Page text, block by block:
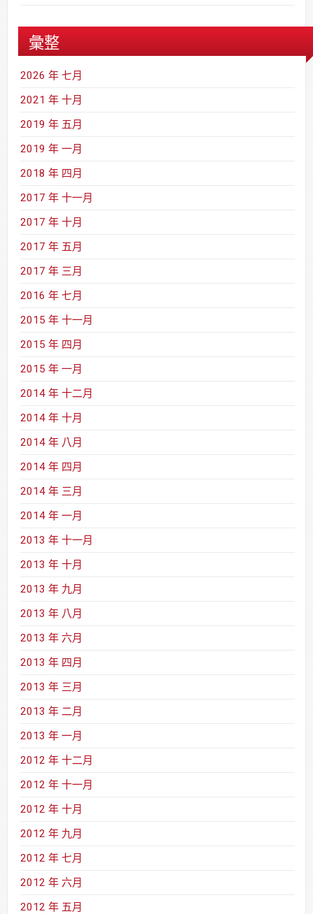
彙整
2026 年 七月
2021 年 十月
2019 年 五月
2019 年 一月
2018 年 四月
2017 年 十一月
2017 年 十月
2017 年 五月
2017 年 三月
2016 年 七月
2015 年 十一月
2015 年 四月
2015 年 一月
2014 年 十二月
2014 年 十月
2014 年 八月
2014 年 四月
2014 年 三月
2014 年 一月
2013 年 十一月
2013 年 十月
2013 年 九月
2013 年 八月
2013 年 六月
2013 年 四月
2013 年 三月
2013 年 二月
2013 年 一月
2012 年 十二月
2012 年 十一月
2012 年 十月
2012 年 九月
2012 年 七月
2012 年 六月
2012 年 五月